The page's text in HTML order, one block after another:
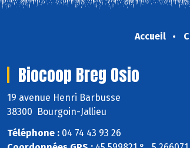
Accueil
Biocoop Breg Osio
19 avenue Henri Barbusse
38300 Bourgoin-Jallieu
Téléphone : 04 74 43 93 26